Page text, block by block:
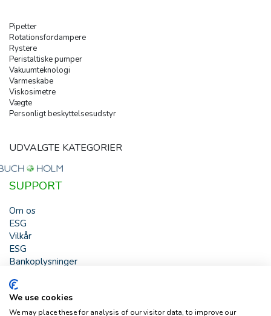
Pipetter
Rotationsfordampere
Rystere
Peristaltiske pumper
Vakuumteknologi
Varmeskabe
Viskosimetre
Vægte
Personligt beskyttelsesudstyr
UDVALGTE KATEGORIER
SUPPORT
Om os
ESG
Vilkår
ESG
Bankoplysninger
HJÆLP
Buch & Holm A/S - Marielundvej 39 - DK-2730 Herlev -
We use cookies
We may place these for analysis of our visitor data, to improve our